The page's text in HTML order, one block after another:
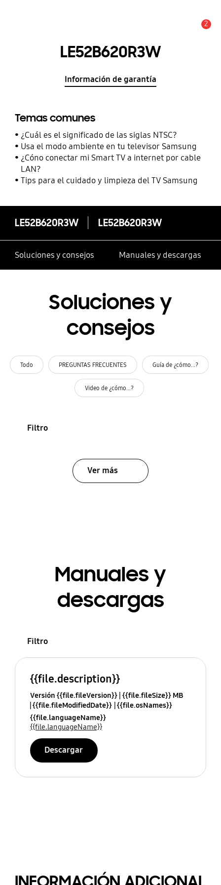
2
LE52B620R3W
Información de garantía
Temas comunes
¿Cuál es el significado de las siglas NTSC?
Usa el modo ambiente en tu televisor Samsung
¿Cóno conectar mi Smart TV a internet por cable
LAN?
Tips para el cuidado y limpieza del TV Samsung
LE52B620R3W LE52B620R3W
Soluciones y consejos Manuales y descargas
Soluciones y
consejos
Todo PREGUNTAS FRECUENTES Guía de ¿cómo...?
Video de ¿cómo...?
Filtro
Ver más
Manuales y
descargas
Filtro
{{file.description}}
Versión {{file.fileVersion}} {{file.fileSize}} MB
{{file.fileModifiedDate}} {{file.osNames}}
{{file.languageName}}
{{file.languageName}}
Descargar